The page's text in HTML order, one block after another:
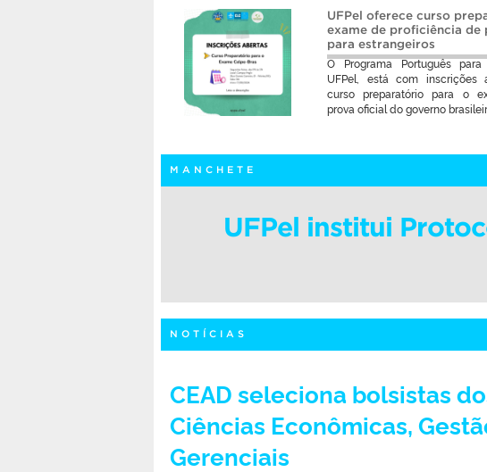
UFPel oferece curso
exame de proficiência de
para estrangeiros
O Programa Português
UFPel, está com inscrições
curso preparatório para o
prova oficial do governo
MANCHETE
UFPel institui
NOTÍCIAS
CEAD seleciona bolsistas
Ciências Econômicas,
Gerenciais